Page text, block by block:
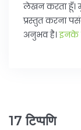
लेखन करता हूँ।
प्रस्तुत करना
अनुभव है।इनके
17 टिप्पणि